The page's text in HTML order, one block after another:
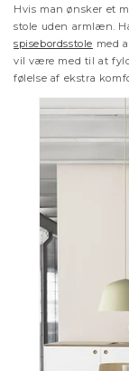
Hvis man ønsker et
stole uden armlæn.
spisebordsstole med
vil være med til at
følelse af ekstra